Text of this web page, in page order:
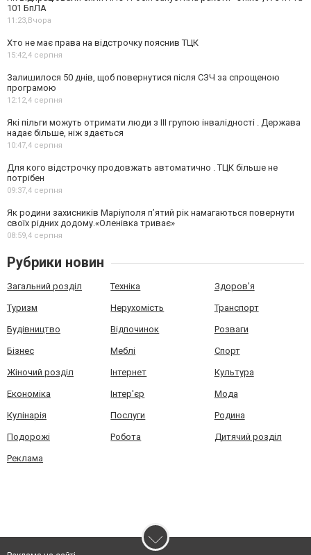
101 БпЛА
11:23,Вчора
Хто не має права на відстрочку пояснив ТЦК
15:42,4 серпня
Залишилося 50 днів, щоб повернутися після СЗЧ за спрощеною
програмою
12:12,4 серпня
Які пільги можуть отримати люди з III групою інвалідності . Держава
надає більше, ніж здається
10:47,4 серпня
Для кого відстрочку продовжать автоматично . ТЦК більше не
потрібен
09:37,4 серпня
Як родини захисників Маріуполя пʼятий рік намагаються повернути
своїх рідних додому.«Оленівка триває»
08:59,4 серпня
Рубрики новин
Загальний розділ Техніка Здоров'я
Туризм Нерухомість Транспорт
Будівництво Відпочинок Розваги
Бізнес Меблі Спорт
Жіночий розділ Інтернет Культура
Економіка Інтер'єр Мода
Кулінарія Послуги Родина
Подорожі Робота Дитячий розділ
Реклама